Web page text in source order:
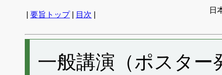
要旨トップ| 目次
日
一般講演（ポスタ